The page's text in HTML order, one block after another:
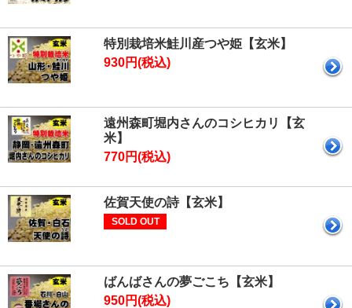
特別栽培米鮭川産つや姫【玄米】
930円(税込)
遠州森町堀内さんのコシヒカリ【玄
米】
770円(税込)
佐賀天使の詩【玄米】
SOLD OUT
ばんばさんの夢ごこち【玄米】
950円(税込)